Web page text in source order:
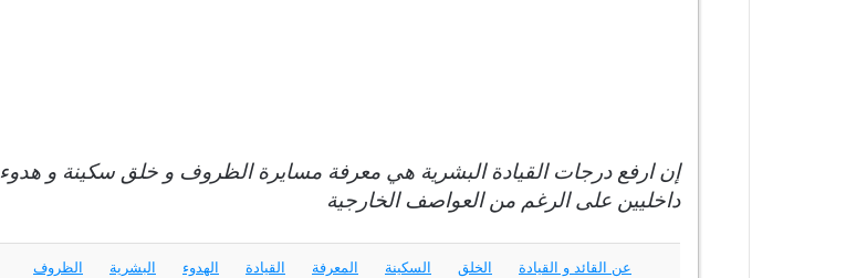
إن ارفع درجات القيادة البشرية هي معرفة مسايرة الظروف و خلق سكينة و هدوء
داخليين على الرغم من العواصف الخارجية
عن القائد و القيادة الخلق السكينة المعرفة القيادة الهدوء البشرية
الظروف